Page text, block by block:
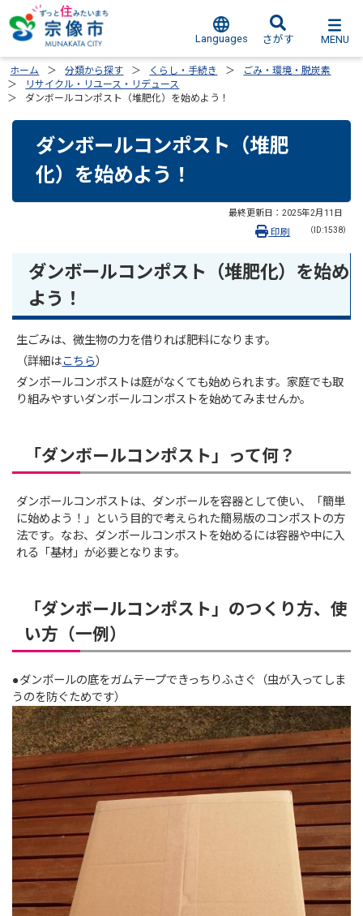
Languages さがす MENU
ホーム 分類から探す くらし・手続き
ごみ・環境・脱炭素
リサイクル・リユース・リデュース
ダンボールコンポスト（堆肥化）を始めよう！
ダンボールコンポスト（堆肥
化）を始めよう！
最終更新日： 2025年2月11日
（ID:1538）
印刷
ダンボールコンポスト（堆肥化） を始め
よう！
生ごみは、微生物の力を借りれば肥料になります。
（詳細はこちら）
ダンボールコンポストは庭がなくても始められます。家庭でも取
り組みやすいダンボールコンポストを始めてみませんか。
「ダンボールコンポスト」って何？
ダンボールコンポストは、ダンボールを容器として使い、「簡単
に始めよう！」という目的で考えられた簡易版のコンポストの方
法です。なお、ダンボールコンポストを始めるには容器や中に入
れる「基材」が必要となります。
「ダンボールコンポスト」のつくり方、使
い方（一例）
●ダンボールの底をガムテープできっちりふさぐ（虫が入ってしま
うのを防ぐためです）